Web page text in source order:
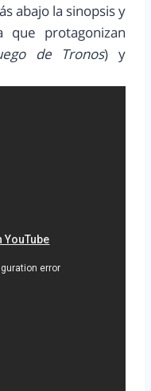
abajo la sinopsis y
protagonizan
de Tronos) y